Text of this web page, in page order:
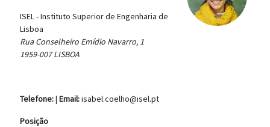
ISEL - Instituto Superior de Engenharia de
Lisboa
Rua Conselheiro Emídio Navarro, 1
1959-007 LISBOA
Telefone:| Email:isabel.coelho@isel.pt
Posição